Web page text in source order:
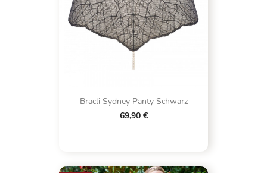
Bracli Sydney Panty Schwarz
69,90 €